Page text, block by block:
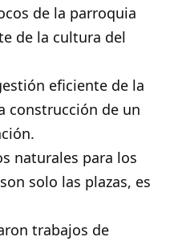
de la parroquia
de la cultura del
eficiente de la
construcción de un
naturales para los
solo las plazas, es
trabajos de